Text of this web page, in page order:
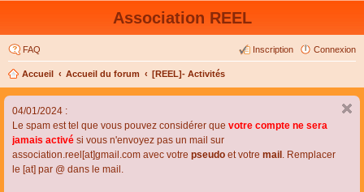
Association REEL
FAQ Connexion
Inscription
Accueil Accueil du forum [REEL]- Activités
04/01/2024 :
Le spam est tel que vous pouvez considérer que votre compte ne sera
jamais activé si vous n'envoyez pas un mail sur
association.reel[at]gmail.com avec votre pseudo et votre mail . Remplacer
le [at] par @ dans le mail.